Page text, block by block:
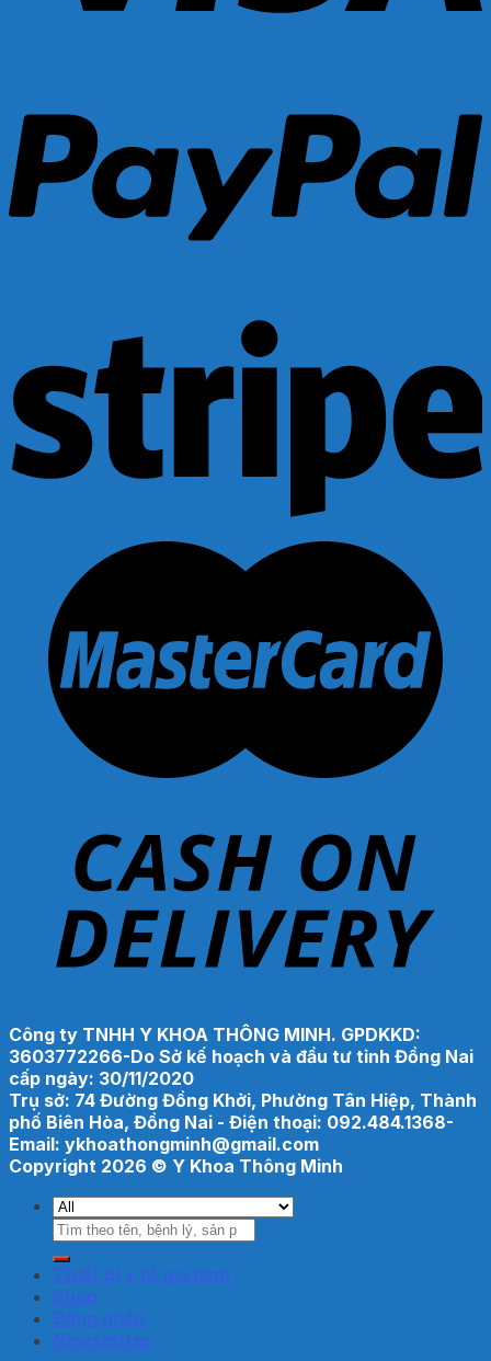
Công ty TNHH Y KHOA THÔNG MINH. GPDKKD:
3603772266-Do Sở kế hoạch và đầu tư tỉnh Đồng Nai
cấp ngày: 30/11/2020
Trụ sở: 74 Đường Đồng Khởi, Phường Tân Hiệp, Thành
phố Biên Hòa, Đồng Nai - Điện thoại: 092.484.1368-
Email: ykhoathongminh@gmail.com
Copyright 2026 © Y Khoa Thông Minh
Search
Thiết bị y tế gia đình
Shop
Đăng nhập
Newsletter